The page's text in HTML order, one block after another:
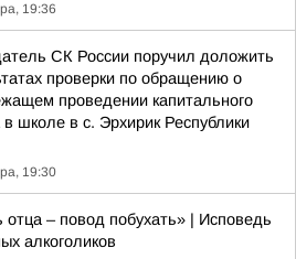
19:36
СК России поручил доложить
проверки по обращению о
проведении капитального
школе в с. Эрхирик Республики
19:30
– повод побухать» | Исповедь
алкоголиков